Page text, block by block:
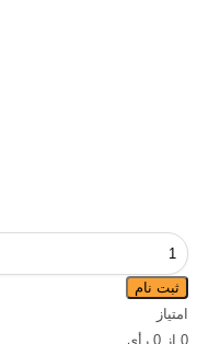
آموزش
آنلاین
زبان
|
ثبت نام
امتیاز
0 از 0 رأی